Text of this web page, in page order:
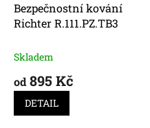
Bezpečnostní kování
Richter R.111.PZ.TB3
Skladem
od 895 Kč
DETAIL